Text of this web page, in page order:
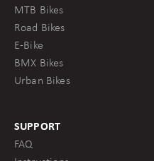
MTB Bikes
Road Bikes
E-Bike
BMX Bikes
Urban Bikes
SUPPORT
FAQ